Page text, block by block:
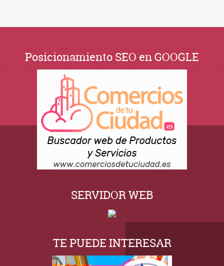
Posicionamiento SEO en GOOGLE
SERVIDOR WEB
TE PUEDE INTERESAR